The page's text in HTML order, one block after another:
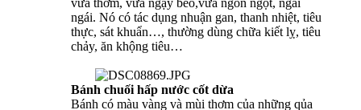
ngái. Nó có tác dụng nhuận gan, thanh nhiệt, tiêu
thực, sát khuẩn…, thường dùng chữa kiết lỵ, tiêu
chảy, ăn khộng tiêu…
Bánh chuối hấp nước cốt dừa
Bánh có màu vàng và mùi thơm của những qủa